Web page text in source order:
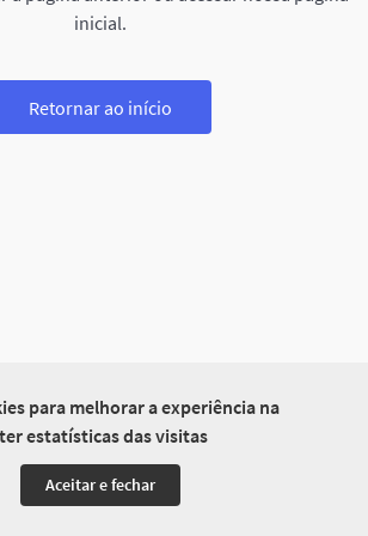
para melhorar a experiência na
estatísticas das visitas
Aceitar e fechar
inicial.
Retornar ao início